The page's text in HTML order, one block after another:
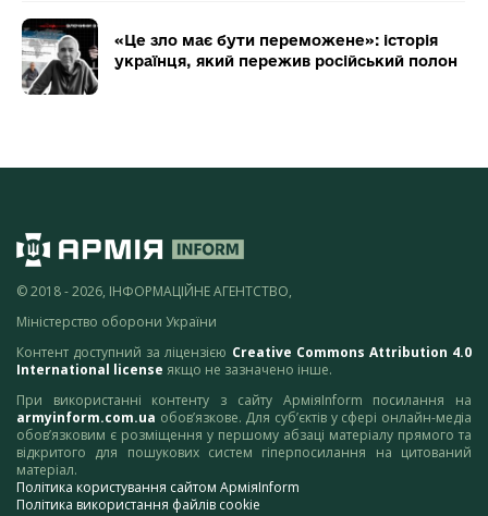
«Це зло має бути переможене»: історія
українця, який пережив російський полон
© 2018 - 2026, ІНФОРМАЦІЙНЕ АГЕНТСТВО,
Міністерство оборони України
Контент доступний за ліцензією Creative Commons Attribution 4.0
International license якщо не зазначено інше.
При використанні контенту з сайту АрміяInform посилання на
armyinform.com.ua обов’язкове. Для суб’єктів у сфері онлайн-медіа
обов’язковим є розміщення у першому абзаці матеріалу прямого та
відкритого для пошукових систем гіперпосилання на цитований
матеріал.
Політика користування сайтом АрміяInform
Політика використання файлів cookie